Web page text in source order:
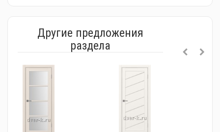
Другие предложения
раздела